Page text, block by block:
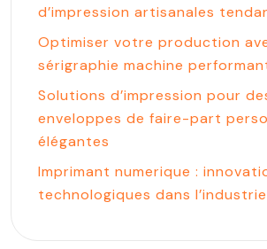
d’impression artisanales
Optimiser votre production
sérigraphie machine
Solutions d’impression pour
enveloppes de faire-part
élégantes
Imprimant numerique :
technologiques dans